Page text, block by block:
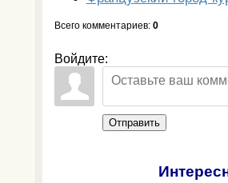
Всего комментариев: 0
Войдите:
Отправить